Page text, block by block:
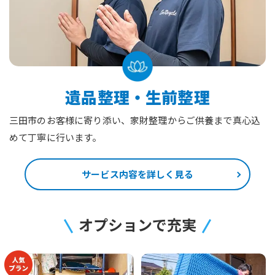
遺品整理・生前整理
三田市のお客様に寄り添い、家財整理からご供養まで真心込
めて丁寧に行います。
サービス内容を詳しく見る
オプションで充実